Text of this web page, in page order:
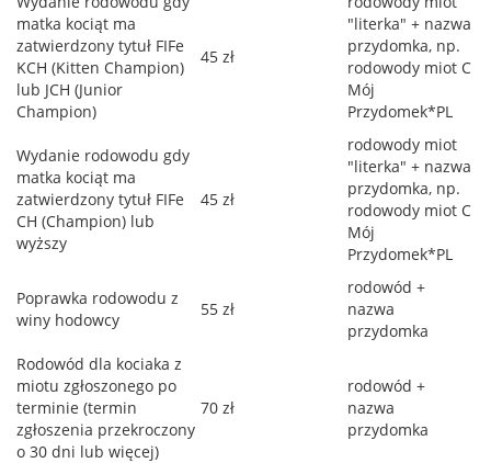
matka kociąt ma
zatwierdzony tytuł FIFe
KCH (Kitten Champion)
lub JCH (Junior
Champion)
45 zł
"literka" + nazwa
przydomka, np.
rodowody miot C
Mój
Przydomek*PL
Wydanie rodowodu gdy
matka kociąt ma
zatwierdzony tytuł FIFe
CH (Champion) lub
wyższy
45 zł
rodowody miot
"literka" + nazwa
przydomka, np.
rodowody miot C
Mój
Przydomek*PL
Poprawka rodowodu z
winy hodowcy
55 zł
rodowód +
nazwa
przydomka
Rodowód dla kociaka z
miotu zgłoszonego po
terminie (termin
zgłoszenia przekroczony
o 30 dni lub więcej)
70 zł
rodowód +
nazwa
przydomka